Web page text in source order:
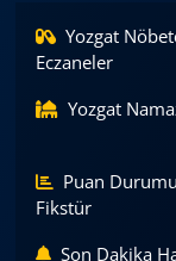
Yozgat
Eczaneler
Yozgat
Puan
Fikstür
Son Dakika